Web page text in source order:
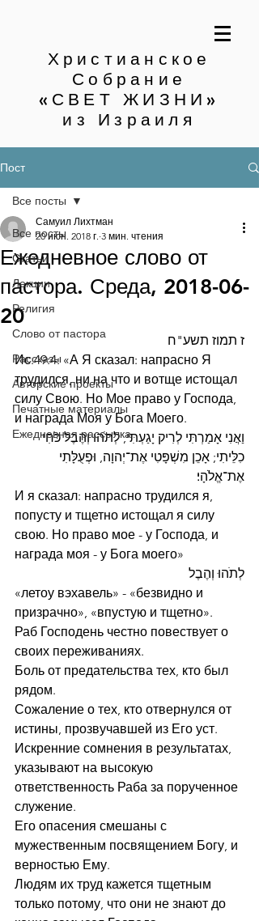
Христианское
Собрание
«СВЕТ ЖИЗНИ»
из Израиля
Пост
Все посты
Статьи
Лекции
Религия
Слово от пастора
Рассказы
Авторские проекты
Печатные материалы
Ежедневная рассылка
Все посты
Ежедневное слово от
пастора. Среда, 2018-06-
20
Самуил Лихтман
20 июн. 2018 г. 3 мин. чтения
ז תמוז תשע"ח
Ис.49:4: «А Я сказал: напрасно Я
трудился, ни на что и вотще истощал
силу Свою. Но Мое право у Господа,
и награда Моя у Бога Моего.
וַאֲנִי אָמַרְתִּי לְרִיק יָגַעְתִּי, לְתֹהוּ וְהֶבֶל כֹּחִי
כִלֵּיתִי; אָכֵן מִשְׁפָּטִי אֶת־יְהוָה, וּפְעֻלָּתִי
אֶת־אֱלֹהָי׃
И я сказал: напрасно трудился я,
попусту и тщетно истощал я силу
свою. Но право мое - у Господа, и
награда моя - у Бога моего»
לְתֹהוּ וְהֶבֶל
«летоу вэхавель» - «безвидно и
призрачно», «впустую и тщетно».
Раб Господень честно повествует о
своих переживаниях.
Боль от предательства тех, кто был
рядом.
Сожаление о тех, кто отвернулся от
истины, прозвучавшей из Его уст.
Искренние сомнения в результатах,
указывают на высокую
ответственность Раба за порученное
служение.
Его опасения смешаны с
мужественным посвящением Богу, и
верностью Ему.
Людям их труд кажется тщетным
только потому, что они не знают до